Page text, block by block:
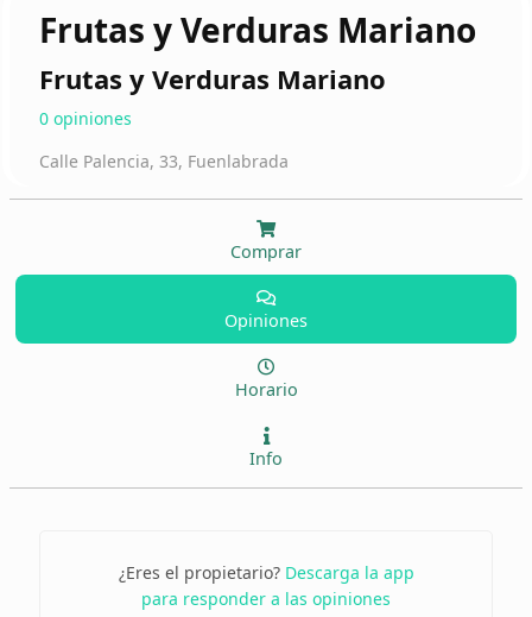
Frutas y Verduras Mariano
Frutas y Verduras Mariano
0 opiniones
Calle Palencia, 33, Fuenlabrada
Comprar
Opiniones
Horario
Info
¿Eres el propietario? Descarga la app
para responder a las opiniones